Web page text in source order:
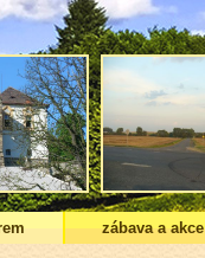
zábava a akce